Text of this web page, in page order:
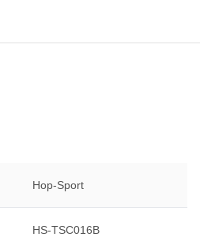
Hop-Sport
HS-TSC016B